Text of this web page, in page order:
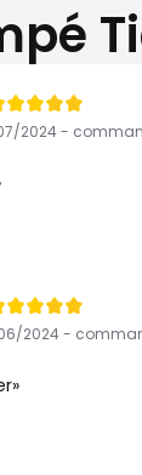
07/2024 -
06/2024 -